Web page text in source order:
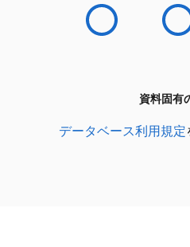
資料固有
データベース利用規定